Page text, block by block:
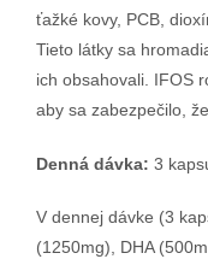
ťažké kovy, PCB,
Tieto látky sa
ich obsahovali. IFOS
aby sa zabezpečilo,
Denná dávka: 3
V dennej dávke (3
(1250mg), DHA